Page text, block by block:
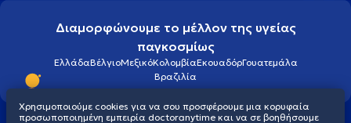
Διαμορφώνουμε το μέλλον της υγείας
παγκοσμίως
ΕλλάδαΒέλγιοΜεξικόΚολομβίαΕκουαδόρΓουατεμάλα
Βραζιλία
Χρησιμοποιούμε cookies για να σου προσφέρουμε μια κορυφαία
προσωποποιημένη εμπειρία doctoranytime και να σε βοηθήσουμε